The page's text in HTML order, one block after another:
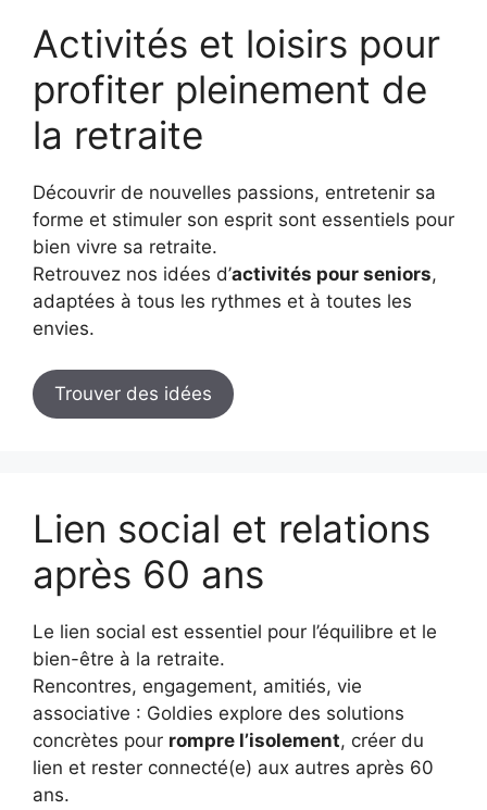
Activités et loisirs pour
profiter pleinement de
la retraite
Découvrir de nouvelles passions, entretenir sa
forme et stimuler son esprit sont essentiels pour
bien vivre sa retraite.
Retrouvez nos idées d’activités pour seniors,
adaptées à tous les rythmes et à toutes les
envies.
Trouver des idées
Lien social et relations
après 60 ans
Le lien social est essentiel pour l’équilibre et le
bien-être à la retraite.
Rencontres, engagement, amitiés, vie
associative : Goldies explore des solutions
concrètes pour rompre l’isolement, créer du
lien et rester connecté(e) aux autres après 60
ans.